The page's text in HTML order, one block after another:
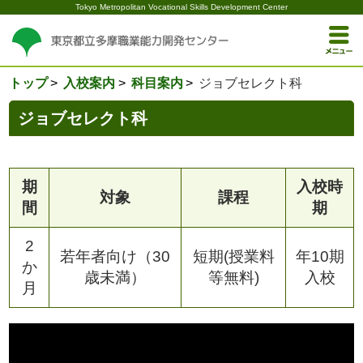
Tokyo Metropolitan Vocational Skills Development Center
トップ 入校案内 科目案内 ジョブセレクト科
ジョブセレクト科
期
間
対象 課程
入校時
期
2
か
月
若年者向け（30
歳未満）
短期(授業料
等無料)
年10期
入校